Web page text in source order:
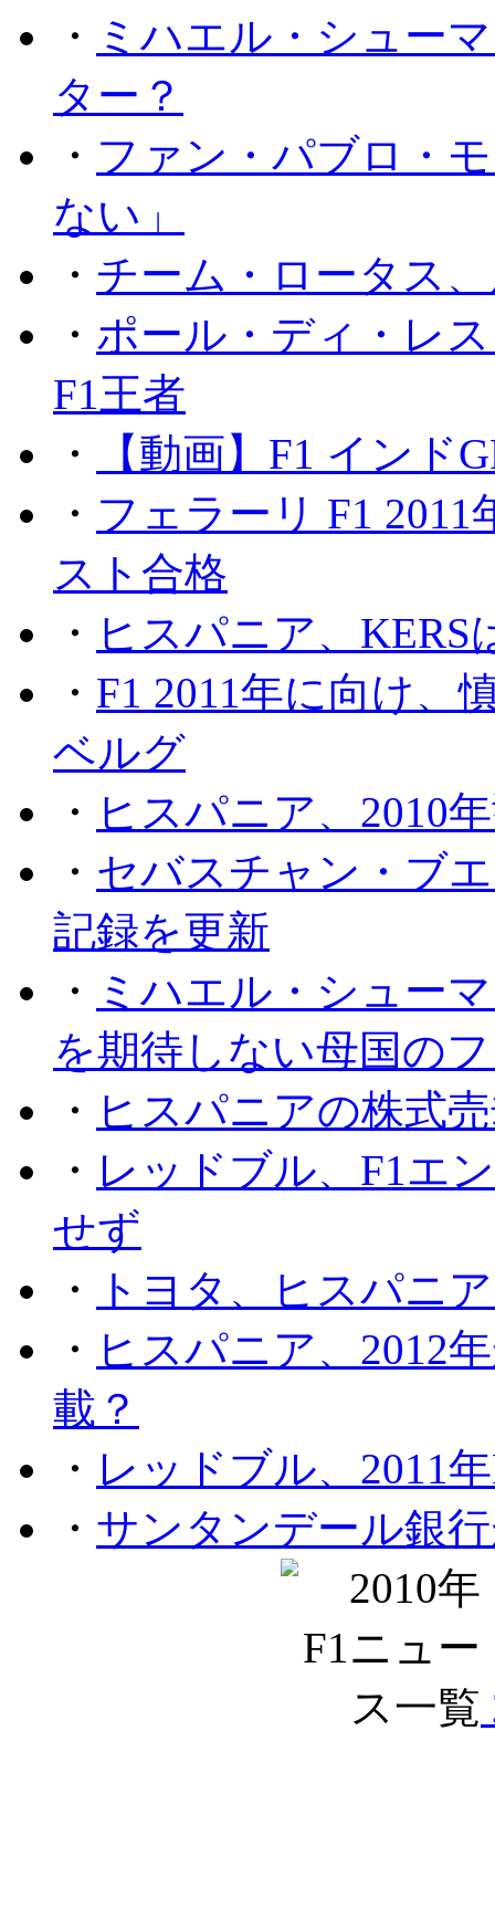
・ ミハエル・シュー
ター？
・ ファン・パブロ・
ない」
・ チーム・ロータス
・ ポール・ディ・レ
F1王者
・
【動画】F1 インド
・ フェラーリ F1
スト合格
・ ヒスパニア、KERS
・ F1 2011年に向け、
ベルグ
・ ヒスパニア、2010
・ セバスチャン・ブ
記録を更新
・ ミハエル・シュー
を期待しない母国の
・ ヒスパニアの株式
・ レッドブル、F1エ
せず
・
トヨタ、ヒスパニ
・ ヒスパニア、2012
載？
・ レッドブル、2011
・ サンタンデール銀